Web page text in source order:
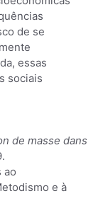
de se
essas
sociais
de masse dans
ao
e à